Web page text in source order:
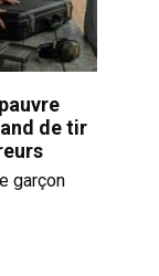
de tir
garçon